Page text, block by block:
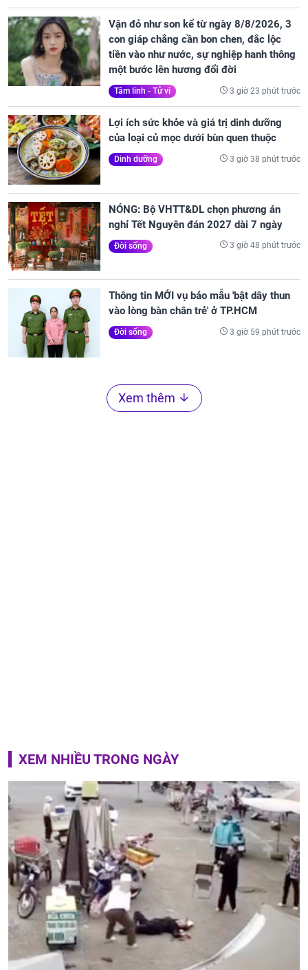
Vận đỏ như son kể từ ngày 8/8/2026, 3
con giáp chẳng cần bon chen, đắc lộc
tiền vào như nước, sự nghiệp hanh thông
một bước lên hương đổi đời
Tâm linh - Tử vi 3 giờ 23 phút trước
Lợi ích sức khỏe và giá trị dinh dưỡng
của loại củ mọc dưới bùn quen thuộc
Dinh dưỡng 3 giờ 38 phút trước
NÓNG: Bộ VHTT&DL chọn phương án
nghỉ Tết Nguyên đán 2027 dài 7 ngày
Đời sống 3 giờ 48 phút trước
Thông tin MỚI vụ bảo mẫu 'bật dây thun
vào lòng bàn chân trẻ' ở TP.HCM
Đời sống 3 giờ 59 phút trước
Xem thêm
XEM NHIỀU TRONG NGÀY